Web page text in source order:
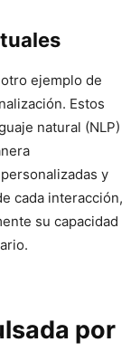
ejemplo de
Estos
natural (NLP)
y
cada interacción,
su capacidad
por